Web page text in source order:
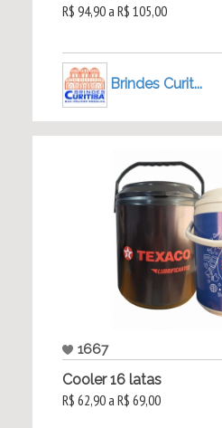
R$ 94,90 a R$ 105,00
Brindes Curit...
1667
Cooler 16 latas
R$ 62,90 a R$ 69,00